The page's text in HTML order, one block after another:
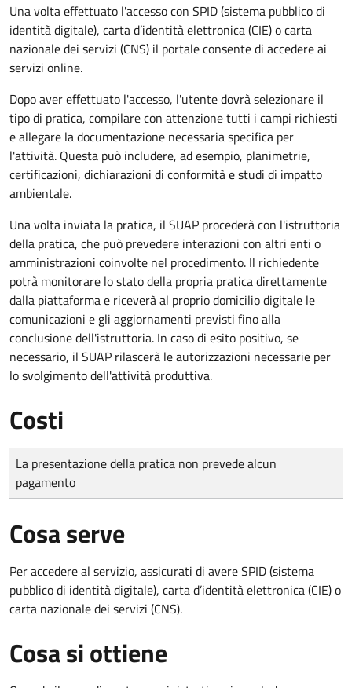
Una volta effettuato l'accesso con SPID (sistema pubblico di
identità digitale), carta d’identità elettronica (CIE) o carta
nazionale dei servizi (CNS) il portale consente di accedere ai
servizi online.
Dopo aver effettuato l'accesso, l'utente dovrà selezionare il
tipo di pratica, compilare con attenzione tutti i campi richiesti
e allegare la documentazione necessaria specifica per
l'attività. Questa può includere, ad esempio, planimetrie,
certificazioni, dichiarazioni di conformità e studi di impatto
ambientale.
Una volta inviata la pratica, il SUAP procederà con l'istruttoria
della pratica, che può prevedere interazioni con altri enti o
amministrazioni coinvolte nel procedimento. Il richiedente
potrà monitorare lo stato della propria pratica direttamente
dalla piattaforma e riceverà al proprio domicilio digitale le
comunicazioni e gli aggiornamenti previsti fino alla
conclusione dell'istruttoria. In caso di esito positivo, se
necessario, il SUAP rilascerà le autorizzazioni necessarie per
lo svolgimento dell'attività produttiva.
Costi
Tipo di pagamento
Importo
La presentazione della pratica non prevede alcun
pagamento
Cosa serve
Per accedere al servizio, assicurati di avere SPID (sistema
pubblico di identità digitale), carta d’identità elettronica (CIE) o
carta nazionale dei servizi (CNS).
Cosa si ottiene